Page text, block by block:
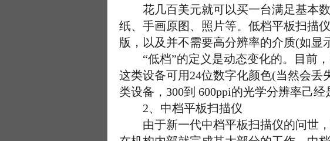
花几百美元就可以买一台满足基本数
纸、手画原图、照片等。低档平板扫描
版，以及并不需要高分辨率的介质(如显
“低档”的定义是动态变化的。目前，
这类设备可用24位数字化颜色(当然会
类设备，300到 600ppi的光学分辨率己经
2、中档平板扫描仪
由于新一代中档平板扫描仪的问世，